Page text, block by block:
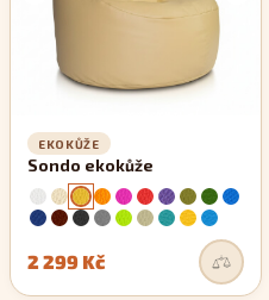
EKOKŮŽE
Sondo ekokůže
2 299 Kč